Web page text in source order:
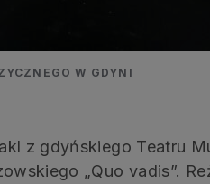
W GDYNI
z gdyńskiego Teatru
„Quo vadis”.